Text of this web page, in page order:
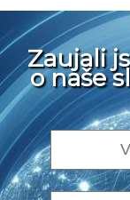
Zaujali
o naše